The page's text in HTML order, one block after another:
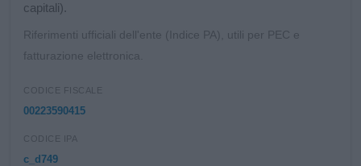
capitali).
Riferimenti ufficiali dell'ente (Indice PA), utili per PEC e
fatturazione elettronica.
CODICE FISCALE
00223590415
CODICE IPA
c_d749